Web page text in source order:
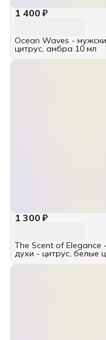
1 400 ₽
Ocean Waves -
цитрус, амбра 10 мл
1 300 ₽
The Scent of Elegance
духи - цитрус, белые